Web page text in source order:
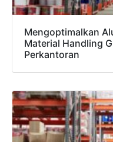
Mengoptimalkan
Material Handling
Perkantoran